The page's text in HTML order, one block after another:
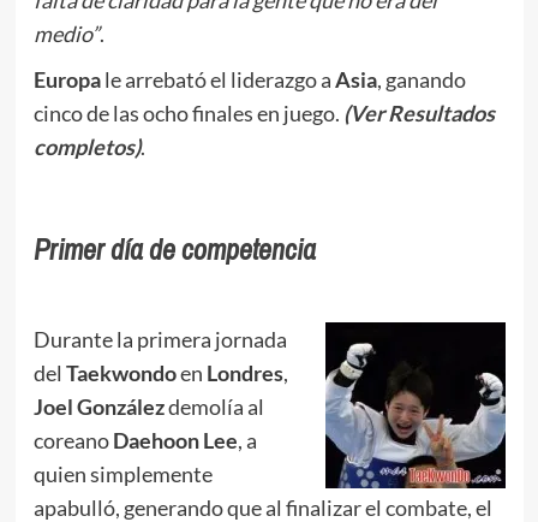
medio”.
Europale arrebató el liderazgo aAsia, ganando
cinco de las ocho finales en juego. (Ver Resultados
completos).
Primer día de competencia
Durante la primera jornada
del Taekwondoen Londres,
Joel Gonzálezdemolía al
coreanoDaehoon Lee, a
quien simplemente
apabulló, generando que al finalizar el combate, el